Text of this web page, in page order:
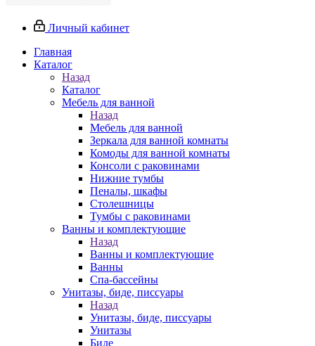
Личный кабинет
Главная
Каталог
Назад
Каталог
Мебель для ванной
Назад
Мебель для ванной
Зеркала для ванной комнаты
Комоды для ванной комнаты
Консоли с раковинами
Нижние тумбы
Пеналы, шкафы
Столешницы
Тумбы с раковинами
Ванны и комплектующие
Назад
Ванны и комплектующие
Ванны
Спа-бассейны
Унитазы, биде, писсуары
Назад
Унитазы, биде, писсуары
Унитазы
Биде